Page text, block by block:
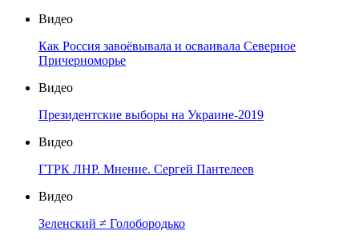
Видео
Как Россия завоёвывала и осваивала Северное
Причерноморье
Видео
Президентские выборы на Украине-2019
Видео
ГТРК ЛНР. Мнение. Сергей Пантелеев
Видео
Зеленский ≠ Голобородько